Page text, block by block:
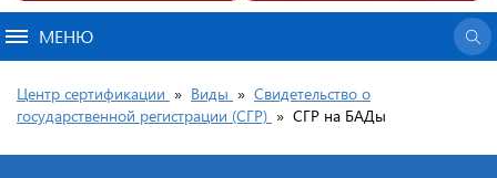
МЕНЮ
Центр сертификации » Виды » Свидетельство о
государственной регистрации (СГР) » СГР на БАДы